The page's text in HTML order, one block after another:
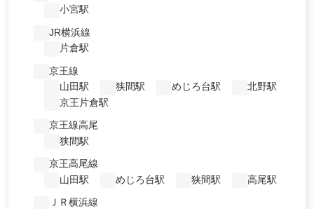
小宮駅
JR横浜線
片倉駅
京王線
山田駅
狭間駅 めじろ台駅
北野駅
京王片倉駅
京王線高尾
狭間駅
京王高尾線
山田駅
めじろ台駅 狭間駅 高尾駅
ＪＲ横浜線